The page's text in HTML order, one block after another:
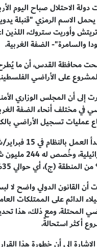
دولة الاحتلال صباح اليوم
الاسم الرمزي "قنبلة
وأوريت ستروك، اللذين
والسامرة"- الضفة الغربية.
محافظة القدس، أن ما
على الأراضي
في مختلف أنحاء الضفة
عمليات تسجيل الأراضي
أن القانون الدولي واضح لا
الدائم على الممتلكات
المحتلة. ومع ذلك، هذا
أكثر استحالةً.
إلى أن خطورة هذا